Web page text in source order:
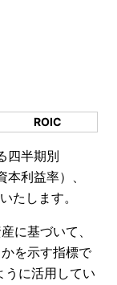
ROIC
四半期別
利益率）、
たします。
に基づいて、
を示す指標で
うに活用してい